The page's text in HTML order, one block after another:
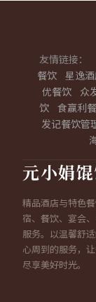
友情链接：
餐饮 星逸
优餐饮
众
饮 食赢利
发记餐饮管
元小娟
精品酒店与特色
宿、餐饮、宴会
服务。以温馨舒
心周到的服务，
尽享美好时光。